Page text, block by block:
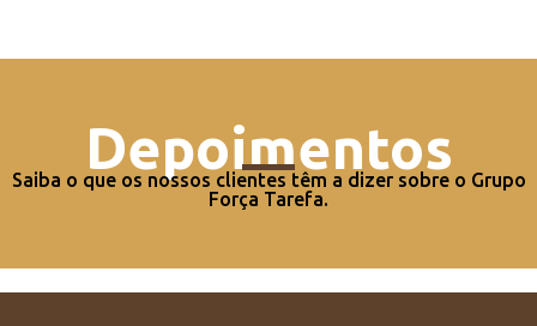
Depoimentos
Saiba o que os nossos clientes têm a dizer sobre o Grupo
Força Tarefa.